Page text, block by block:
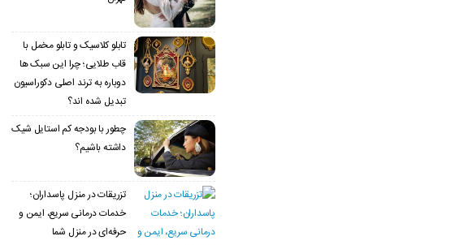
تابلو کلاسیک و تابلو مخمل با
قاب طلایی؛ چرا این سبک ها
دوباره به ترند اصلی دکوراسیون
تبدیل شده اند؟
چطور با بودجه کم استایل شیک
داشته باشیم؟
تزریقات در منزل پاسداران؛
خدمات درمانی سریع، ایمن و
حرفه‌ای در منزل شما